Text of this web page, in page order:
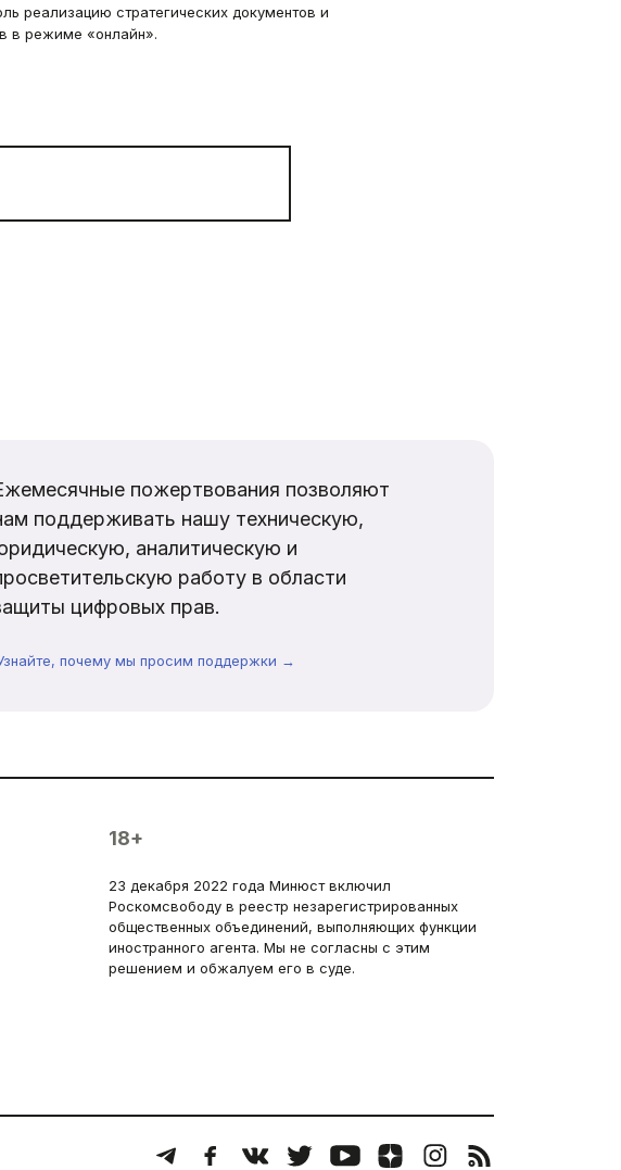
реализацию стратегических документов и
в режиме «онлайн».
пожертвования позволяют
поддерживать нашу техническую,
аналитическую и
работу в области
цифровых прав.
почему мы просим поддержки →
18+
23 декабря 2022 года Минюст включил
Роскомсвободу в реестр незарегистрированных
общественных объединений, выполняющих функции
иностранного агента. Мы не согласны с этим
решением и обжалуем его в суде.